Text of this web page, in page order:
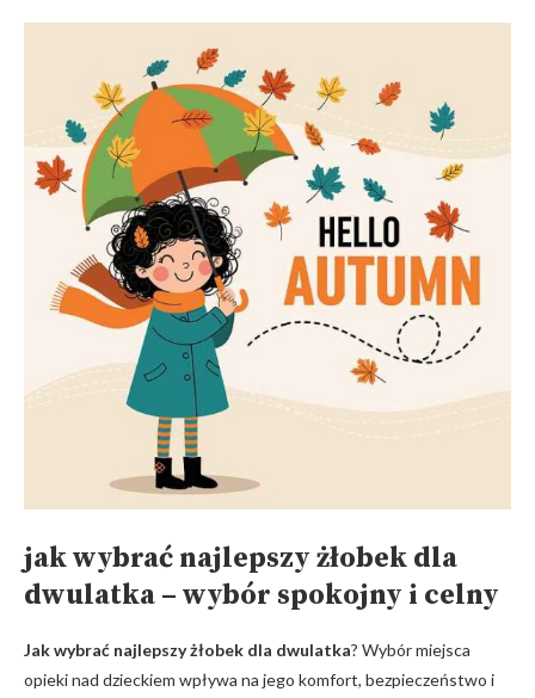
jak wybrać najlepszy żłobek dla
dwulatka – wybór spokojny i celny
Jak wybrać najlepszy żłobek dla dwulatka? Wybór miejsca
opieki nad dzieckiem wpływa na jego komfort, bezpieczeństwo i